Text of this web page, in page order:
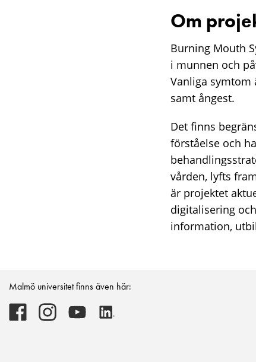
Om
Burning Mouth
i munnen och
Vanliga symtom
samt ångest.
Det finns
förståelse och
vården, lyfts
är projektet
digitalisering
information,
Malmö universitet finns även här:
Malmö
universitet
Malmö
universitet
Malmö
universitet